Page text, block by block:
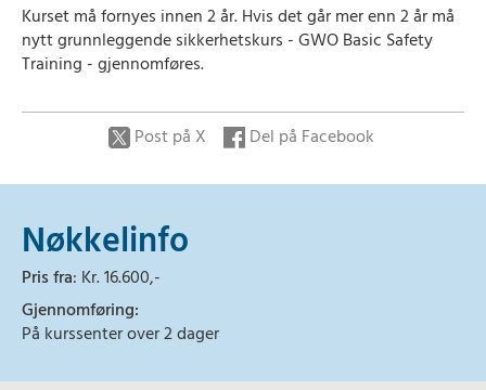
Kurset må fornyes innen 2 år. Hvis det går mer enn 2 år må
nytt grunnleggende sikkerhetskurs - GWO Basic Safety
Training - gjennomføres.
Post på X Del på Facebook
Nøkkelinfo
Pris fra: Kr. 16.600,-
Gjennomføring:
På kurssenter over 2 dager